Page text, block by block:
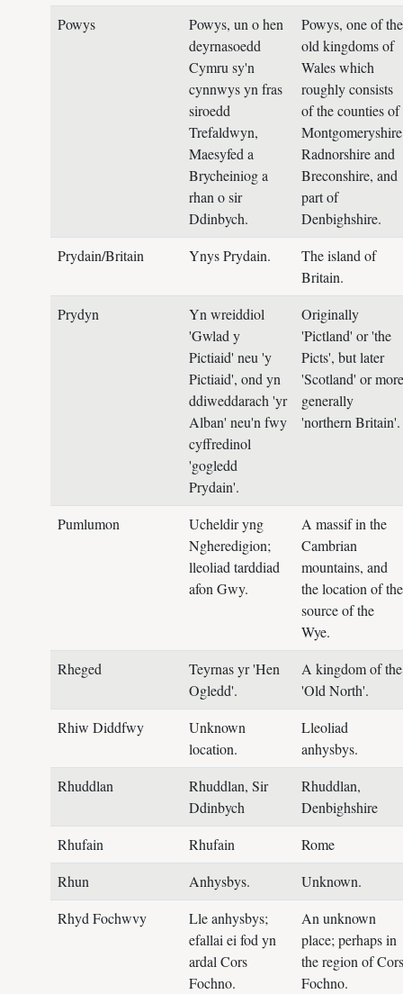
Powys
Powys, un o hen
deyrnasoedd
Cymru sy'n
cynnwys yn fras
siroedd
Trefaldwyn,
Maesyfed a
Brycheiniog a
rhan o sir
Ddinbych.
Powys, one of the
old kingdoms of
Wales which
roughly consists
of the counties of
Radnorshire and
Breconshire, and
part of
Denbighshire.
Prydain/Britain
Ynys Prydain.
The island of
Britain.
Prydyn
Yn wreiddiol
'Gwlad y
Pictiaid' neu 'y
Pictiaid', ond yn
ddiweddarach 'yr
Alban' neu'n fwy
cyffredinol
'gogledd
Prydain'.
Originally
'Pictland' or 'the
Picts', but later
'Scotland' or more
generally
'northern Britain'.
Pumlumon
Ucheldir yng
Ngheredigion;
lleoliad tarddiad
afon Gwy.
A massif in the
Cambrian
mountains, and
the location of the
source of the
Wye.
Rheged
Teyrnas yr 'Hen
Ogledd'.
A kingdom of the
'Old North'.
Rhiw Diddfwy
Unknown
location.
Lleoliad
anhysbys.
Rhuddlan
Rhuddlan, Sir
Ddinbych
Rhuddlan,
Denbighshire
Rhufain
Rhufain
Rome
Rhun
Anhysbys.
Unknown.
Rhyd Fochwvy
Lle anhysbys;
efallai ei fod yn
ardal Cors
Fochno.
An unknown
place; perhaps in
the region of Cors
Fochno.